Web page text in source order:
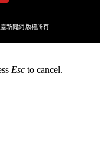
新聞網 版權所有
Esc to cancel.